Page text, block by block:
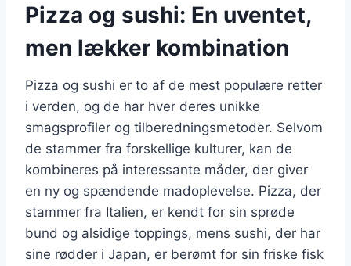
Pizza og sushi: En uventet,
men lækker kombination
Pizza og sushi er to af de mest populære retter
i verden, og de har hver deres unikke
smagsprofiler og tilberedningsmetoder. Selvom
de stammer fra forskellige kulturer, kan de
kombineres på interessante måder, der giver
en ny og spændende madoplevelse. Pizza, der
stammer fra Italien, er kendt for sin sprøde
bund og alsidige toppings, mens sushi, der har
sine rødder i Japan, er berømt for sin friske fisk